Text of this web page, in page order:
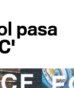
pasa